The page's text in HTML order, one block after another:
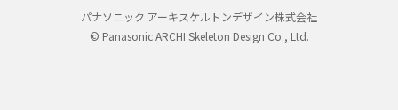
パナソニック アーキスケルトンデザイン株式会社
© Panasonic ARCHI Skeleton Design Co., Ltd.